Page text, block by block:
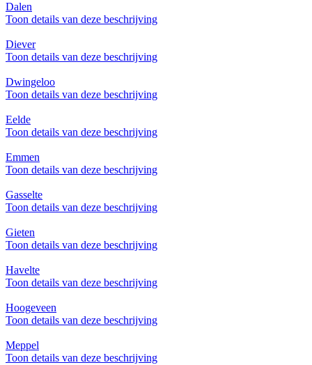
Dalen
Toon details van deze beschrijving
Diever
Toon details van deze beschrijving
Dwingeloo
Toon details van deze beschrijving
Eelde
Toon details van deze beschrijving
Emmen
Toon details van deze beschrijving
Gasselte
Toon details van deze beschrijving
Gieten
Toon details van deze beschrijving
Havelte
Toon details van deze beschrijving
Hoogeveen
Toon details van deze beschrijving
Meppel
Toon details van deze beschrijving